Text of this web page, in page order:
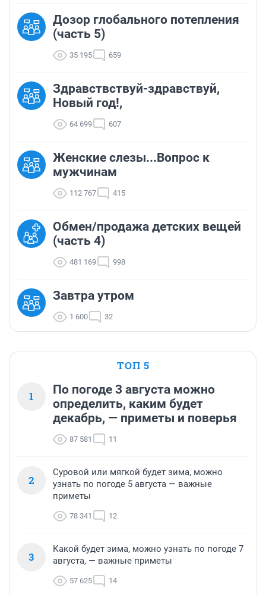
Дозор глобального потепления
(часть 5)
35 195 659
Здравствствуй-здравствуй,
Новый год!,
64 699 607
Женские слезы...Вопрос к
мужчинам
112 767 415
Обмен/продажа детских вещей
(часть 4)
481 169 998
Завтра утром
1 600 32
ТОП 5
1
По погоде 3 августа можно
определить, каким будет
декабрь, — приметы и поверья
87 581 11
2
Суровой или мягкой будет зима, можно
узнать по погоде 5 августа — важные
приметы
78 341 12
3
Какой будет зима, можно узнать по погоде 7
августа, — важные приметы
57 625 14